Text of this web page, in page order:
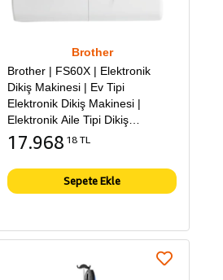
Brother
Brother | FS60X | Elektronik
Dikiş Makinesi | Ev Tipi
Elektronik Dikiş Makinesi |
Elektronik Aile Tipi Dikiş
Makinesi
17.968 18 TL
Sepete Ekle